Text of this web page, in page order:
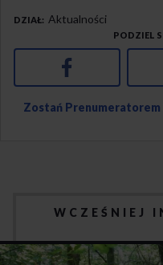
DZIAŁ Aktualności
PODZIEL
Facebook
Zostań Prenumeratorem
WCZEŚNIEJ